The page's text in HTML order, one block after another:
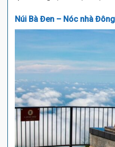
Núi Bà Đen – Nóc nhà